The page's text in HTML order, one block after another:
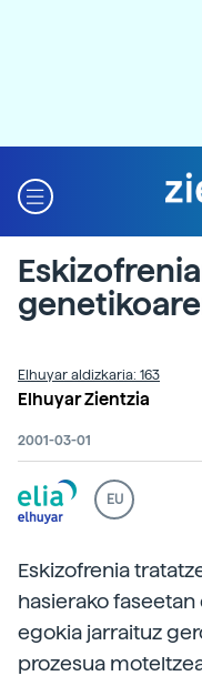
Elhuyar aldizkaria: 163
Elhuyar Zientzia
2001-03-01
EU
Eskizofrenia
hasierako
egokia jarraituz
prozesua